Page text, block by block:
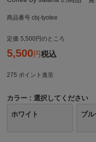
商品番号 cbj-tyotee
定価 5,500 のところ
5,500 税込
275 ポイント進呈
カラー 選択してください
ホワイト ブル